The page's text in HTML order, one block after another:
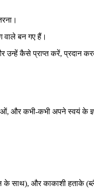
बन गए हैं।
उन्हें कैसे प्राप्त करें, प्रदान
और कभी-कभी अपने स्वयं के
के साथ), और काकाशी हताके